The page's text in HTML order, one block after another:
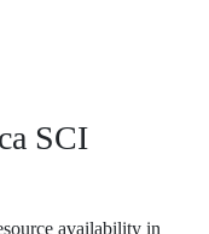
SCI
availability in